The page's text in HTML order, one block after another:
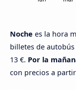
Noche es la hora
billetes de
13 €. Por la
con precios a